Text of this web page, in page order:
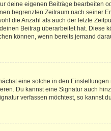
deine eigenen Beiträge bearbeiten
begrenzten Zeitraum nach seiner
die Anzahl als auch der letzte
Beitrag überarbeitet hat.
können, wenn bereits jemand
eine solche in den
Du kannst eine Signatur auch
verfassen möchtest, so kannst